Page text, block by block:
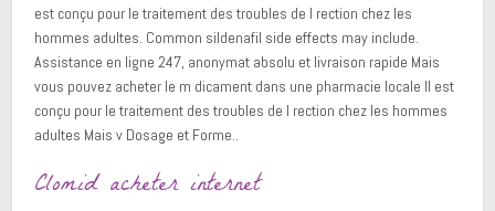
est conçu pour le traitement des troubles de l rection chez les
hommes adultes. Common sildenafil side effects may include.
Assistance en ligne 247, anonymat absolu et livraison rapide Mais
vous pouvez acheter le m dicament dans une pharmacie locale Il est
conçu pour le traitement des troubles de l rection chez les hommes
adultes Mais v Dosage et Forme..
Clomid acheter internet